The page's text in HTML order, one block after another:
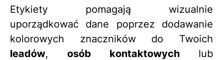
Etykiety pomagają wizualnie
uporządkować dane poprzez dodawanie
kolorowych znaczników do Twoich
leadów, osób kontaktowych lub